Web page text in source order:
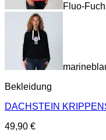
Fluo-
Bekleidung
DACHSTEIN
49,90 €